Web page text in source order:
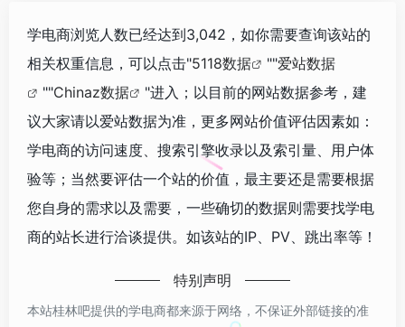
学电商浏览人数已经达到3,042，如你需要查询该站的
相关权重信息，可以点击"5118数据 ""爱站数据
""Chinaz数据
"进入；以目前的网站数据参考，建
议大家请以爱站数据为准，更多网站价值评估因素如：
学电商的访问速度、搜索引擎收录以及索引量、用户体
验等；当然要评估一个站的价值，最主要还是需要根据
您自身的需求以及需要，一些确切的数据则需要找学电
商的站长进行洽谈提供。如该站的IP、PV、跳出率等！
特别声明
本站桂林吧提供的学电商都来源于网络，不保证外部链接的准